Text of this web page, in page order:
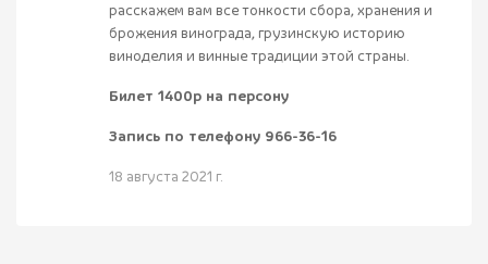
расскажем вам все тонкости сбора, хранения и
брожения винограда, грузинскую историю
виноделия и винные традиции этой страны.
Билет 1400р на персону
Запись по телефону 966-36-16
18 августа 2021 г.